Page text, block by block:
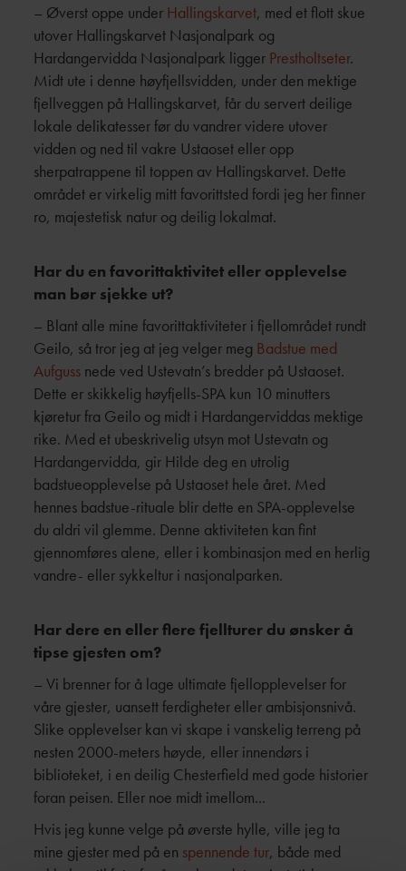
– Øverst oppe under Hallingskarvet, med et flott skue
utover Hallingskarvet Nasjonalpark og
Hardangervidda Nasjonalpark ligger Prestholtseter.
Midt ute i denne høyfjellsvidden, under den mektige
fjellveggen på Hallingskarvet, får du servert deilige
lokale delikatesser før du vandrer videre utover
vidden og ned til vakre Ustaoset eller opp
sherpatrappene til toppen av Hallingskarvet. Dette
området er virkelig mitt favorittsted fordi jeg her finner
ro, majestetisk natur og deilig lokalmat.
Har du en favorittaktivitet eller opplevelse
man bør sjekke ut?
– Blant alle mine favorittaktiviteter i fjellområdet rundt
Geilo, så tror jeg at jeg velger meg Badstue med
Aufguss nede ved Ustevatn’s bredder på Ustaoset.
Dette er skikkelig høyfjells-SPA kun 10 minutters
kjøretur fra Geilo og midt i Hardangerviddas mektige
rike. Med et ubeskrivelig utsyn mot Ustevatn og
Hardangervidda, gir Hilde deg en utrolig
badstueopplevelse på Ustaoset hele året. Med
hennes badstue-rituale blir dette en SPA-opplevelse
du aldri vil glemme. Denne aktiviteten kan fint
gjennomføres alene, eller i kombinasjon med en herlig
vandre- eller sykkeltur i nasjonalparken.
Har dere en eller flere fjellturer du ønsker å
tipse gjesten om?
–Vi brenner for å lage ultimate fjellopplevelser for
våre gjester, uansett ferdigheter eller ambisjonsnivå.
Slike opplevelser kan vi skape i vanskelig terreng på
nesten 2000-meters høyde, eller innendørs i
biblioteket, i en deilig Chesterfield med gode historier
foran peisen. Eller noe midt imellom...
Hvis jeg kunne velge på øverste hylle, ville jeg ta
mine gjester med på en spennende tur, både med